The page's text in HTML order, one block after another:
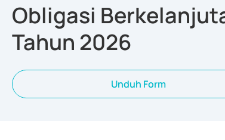
Obligasi
Tahun 2026
Unduh Form